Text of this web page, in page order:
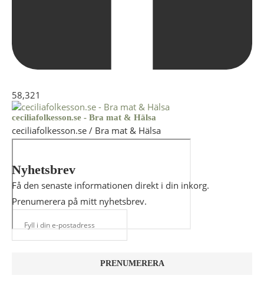
58,321
ceciliafolkesson.se - Bra mat & Hälsa
ceciliafolkesson.se / Bra mat & Hälsa
Nyhetsbrev
Få den senaste informationen direkt i din inkorg.
Prenumerera på mitt nyhetsbrev.